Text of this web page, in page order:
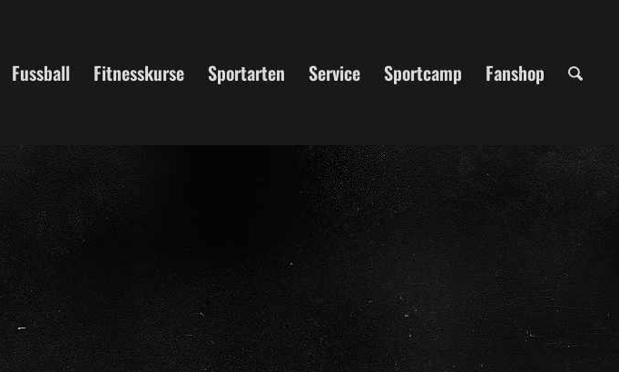
Fussball Fitnesskurse Sportarten Service Sportcamp Fanshop